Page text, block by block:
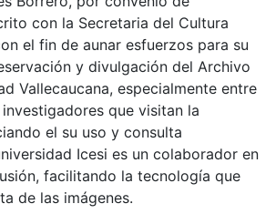
con la Secretaria del Cultura
el fin de aunar esfuerzos para su
y divulgación del Archivo
Vallecaucana, especialmente entre
que visitan la
el su uso y consulta
Icesi es un colaborador en
facilitando la tecnología que
de las imágenes.